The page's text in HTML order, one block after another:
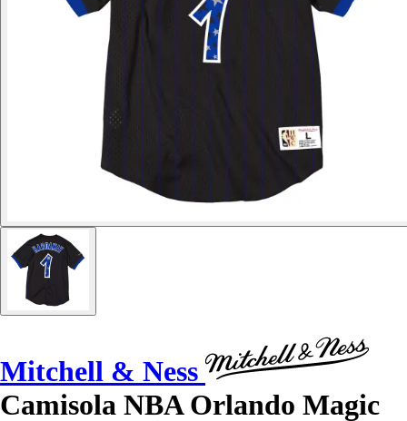
Mitchell & Ness
Camisola NBA Orlando Magic